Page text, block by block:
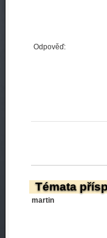
Odpověď:
Témata
martin